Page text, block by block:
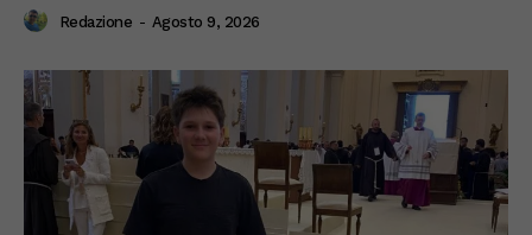
Redazione - Agosto 9, 2026